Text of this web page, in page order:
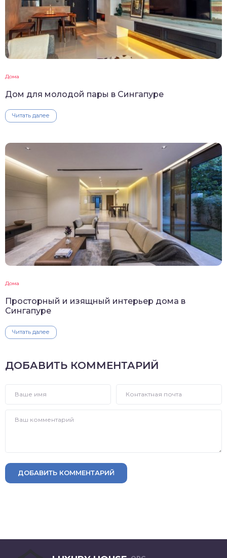
Дома
Дом для молодой пары в Сингапуре
Читать далее
Дома
Просторный и изящный интерьер дома в
Сингапуре
Читать далее
ДОБАВИТЬ КОММЕНТАРИЙ
ДОБАВИТЬ КОММЕНТАРИЙ